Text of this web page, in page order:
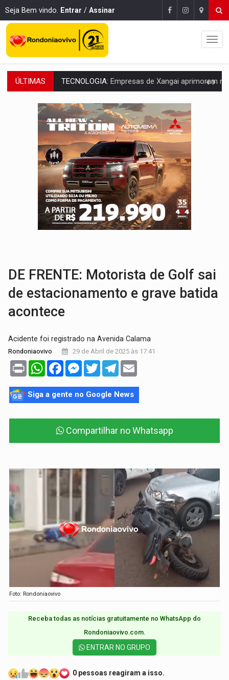
Seja Bem vindo. Entrar / Assinar
ÚLTIMAS PROTEGE A TERRA:China descobre como explodir asteroide com bomba
VÍDEO:Motociclista morre após bater na traseira de
PARECE UM NUGGET:Essa receita com frango virou o meu
EMPREENDEDORISMO:7 negócios que podem começar com pouco dinheiro e
GIGANTE DA AMÉRICA:Brasil reúne dimensão continental e posição
INDEPENDÊNCIA:10 dicas importantes para quem quer
VARCENA:Cientistas descobrem nova espécie de rã em florestas
BARGANHA:Vai comprar celular usado? Veja como consultar o
DE FRENTE: Motorista de Golf sai
de estacionamento e grave batida
acontece
Acidente foi registrado na Avenida Calama
Rondoniaovivo 29 de Abril de 2025 às 17:41
Print WhatsAppFacebookMessenger
TwitterTelegram
Siga a gente no Google News
Compartilhar no Whatsapp
Foto: Rondoniaovivo
Receba todas as notícias gratuitamente no WhatsApp do
Rondoniaovivo.com.​
ENTRAR NO GRUPO
0 pessoas reagiram a isso.